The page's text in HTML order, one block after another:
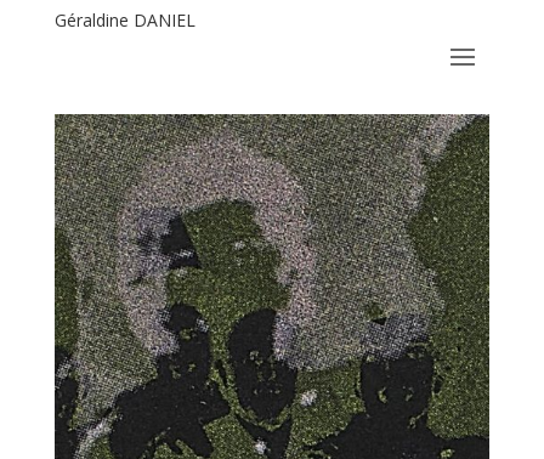
Géraldine DANIEL